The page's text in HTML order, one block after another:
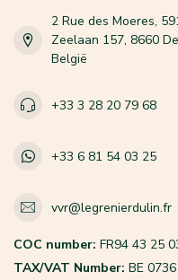
2 Rue des Moeres,
Zeelaan 157, 8660
België
+33 3 28 20 79 68
+33 6 81 54 03 25
vvr@legrenierdulin.fr
COC number: FR94 43 25
TAX/VAT Number: BE